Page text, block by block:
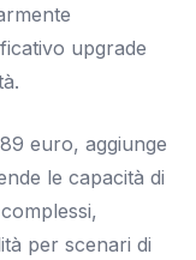
upgrade
euro, aggiunge
le capacità di
per scenari di